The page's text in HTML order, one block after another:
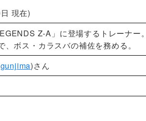
現在)
Z-A」に登場するトレーナー。
、ボス・カラスバの補佐を務める。
)さん